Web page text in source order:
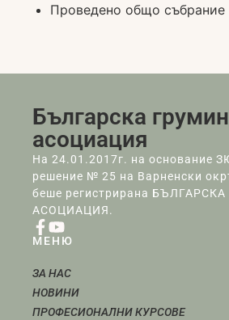
Проведено общо събрание
Българска
асоциация
На 24.01.2017г. на основание
решение № 25 на Варненски
беше регистрирана
АСОЦИАЦИЯ.
МЕНЮ
ЗА НАС
НОВИНИ
ПРОФЕСИОНАЛНИ КУРСОВЕ